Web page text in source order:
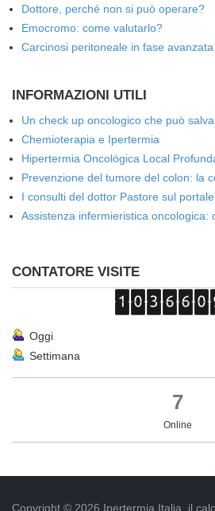
Dottore, perché non si può operare?
Emocromo: come valutarlo?
Carcinosi peritoneale in fase avanzata
INFORMAZIONI UTILI
Un check up oncologico che può
Chemioterapia e Ipertermia
Hipertermia Oncológica Local
Prevenzione del tumore del colon: la
I consulti del dottor Pastore sul
Assistenza infermieristica oncologica:
CONTATORE VISITE
Oggi
Settimana
7
Online
Copyright © 2026 Ipertermia Italia, il